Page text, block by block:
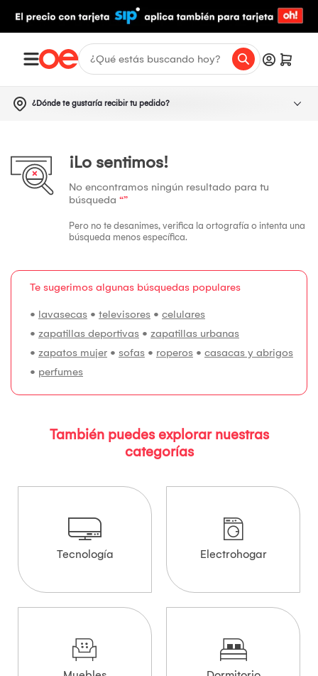
¿Dónde te gustaría recibir tu pedido?
¡Lo sentimos!
No encontramos ningún resultado para tu
búsqueda “”
Pero no te desanimes, verifica la ortografía o intenta una
búsqueda menos específica.
Te sugerimos algunas búsquedas populares
• lavasecas • televisores • celulares
• zapatillas deportivas • zapatillas urbanas
• zapatos mujer • sofas • roperos • casacas y abrigos
• perfumes
También puedes explorar nuestras
categorías
Tecnología Electrohogar